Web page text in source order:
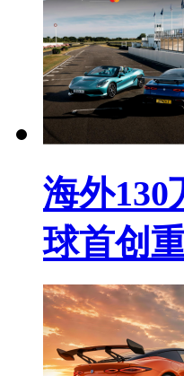
海外
球首创